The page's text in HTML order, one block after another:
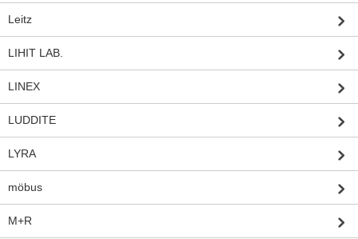
Leitz
LIHIT LAB.
LINEX
LUDDITE
LYRA
möbus
M+R